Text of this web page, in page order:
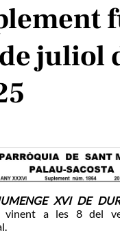
juliol
XVI DE
vinent a les 8 del